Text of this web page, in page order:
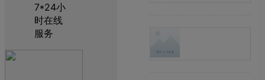
7*24小
时在线
服务